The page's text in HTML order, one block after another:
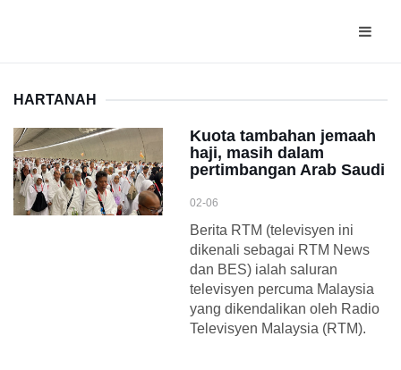
HARTANAH
Kuota tambahan jemaah
haji, masih dalam
pertimbangan Arab Saudi
02-06
Berita RTM (televisyen ini
dikenali sebagai RTM News
dan BES) ialah saluran
televisyen percuma Malaysia
yang dikendalikan oleh Radio
Televisyen Malaysia (RTM).